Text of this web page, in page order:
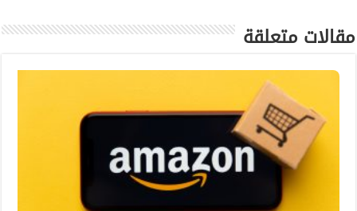
مقالات متعلقة